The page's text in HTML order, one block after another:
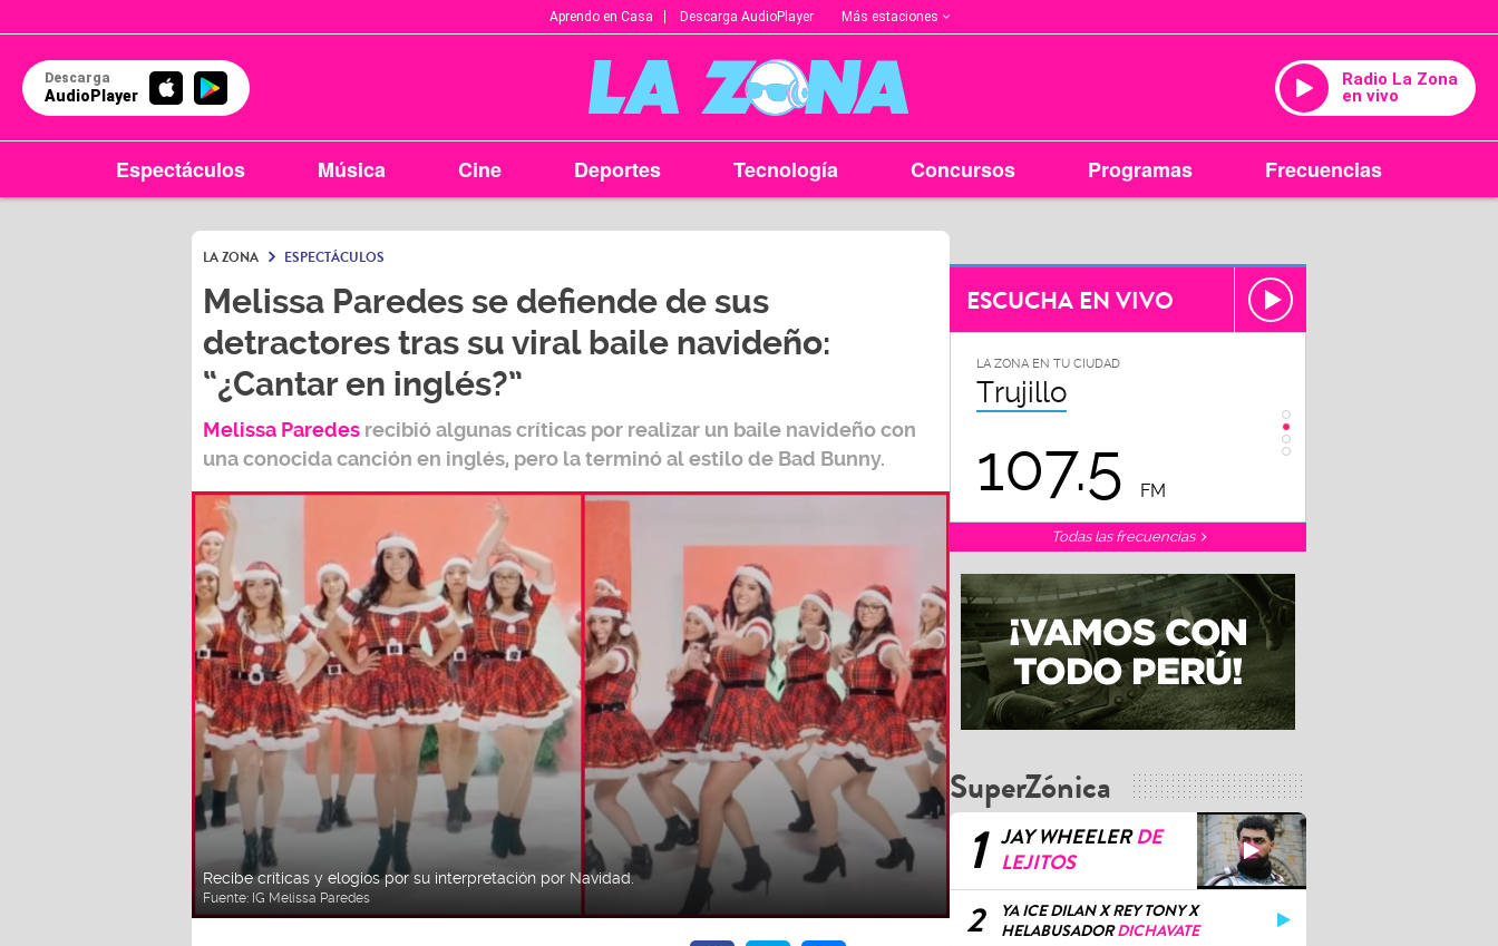
Aprendo en Casa Descarga AudioPlayer Más estaciones
Descarga
AudioPlayer
Radio La Zona
en vivo
Espectáculos Música Cine Deportes Tecnología Concursos Programas Frecuencias
LA ZONA ESPECTÁCULOS
Melissa Paredes se defiende de sus
detractores tras su viral baile navideño:
“¿Cantar en inglés?”
Melissa Paredes recibió algunas críticas por realizar un baile navideño con
una conocida canción en inglés, pero la terminó al estilo de Bad Bunny.
Recibe críticas y elogios por su interpretación por Navidad.
Fuente: IG Melissa Paredes
ESCUCHA EN VIVO
95.9 FM
LA ZONA EN TU CIUDAD
Trujillo
107.5 FM 102.3
Todas las frecuencias
SuperZónica
1 JAY WHEELERDE
LEJITOS
2
YA ICE DILAN X REY TONY X
HELABUSADORDICHAVATE